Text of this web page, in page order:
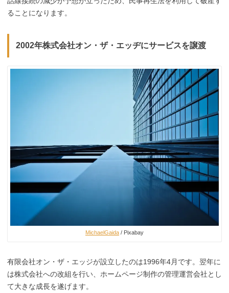
ることになります。
2002年株式会社オン・ザ・エッヂにサービスを譲渡
MichaelGaida / Pixabay
有限会社オン・ザ・エッジが設立したのは1996年4月です。 翌年に
は株式会社への改組を行い、ホームページ制作の管理運営会社とし
て大きな成長を遂げます。